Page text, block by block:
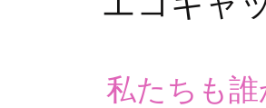
私たちも